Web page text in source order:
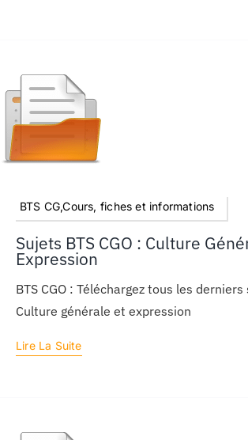
BTS CG,Cours, fiches et informations
Sujets BTS CGO : Culture
Expression
BTS CGO : Téléchargez tous les
Culture générale et expression
Lire La Suite